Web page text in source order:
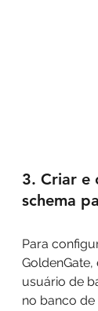
3. Criar e
schema
Para
usuário de
no banco